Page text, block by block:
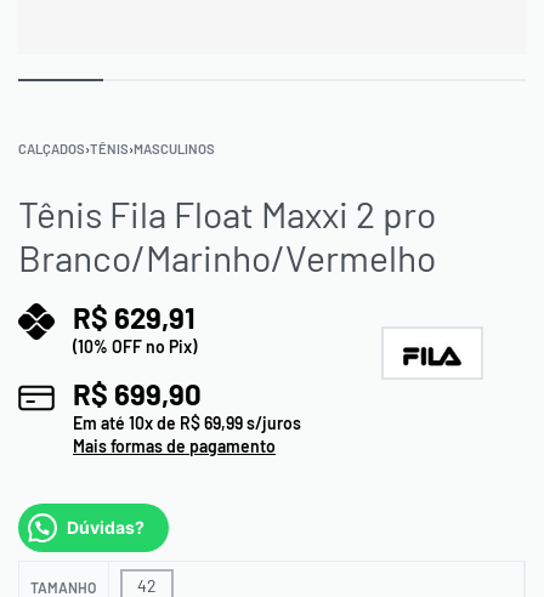
CALÇADOS›TÊNIS›MASCULINOS
Tênis Fila Float Maxxi 2 pro
Branco/Marinho/Vermelho
R$ 629,91
(10% OFF no Pix)
R$ 699,90
Em até 10x de R$69,99s/juros
Mais formas de pagamento
Dúvidas?
TAMANHO 42